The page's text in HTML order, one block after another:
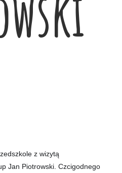
z wizytą
Jan Piotrowski. Czcigodnego